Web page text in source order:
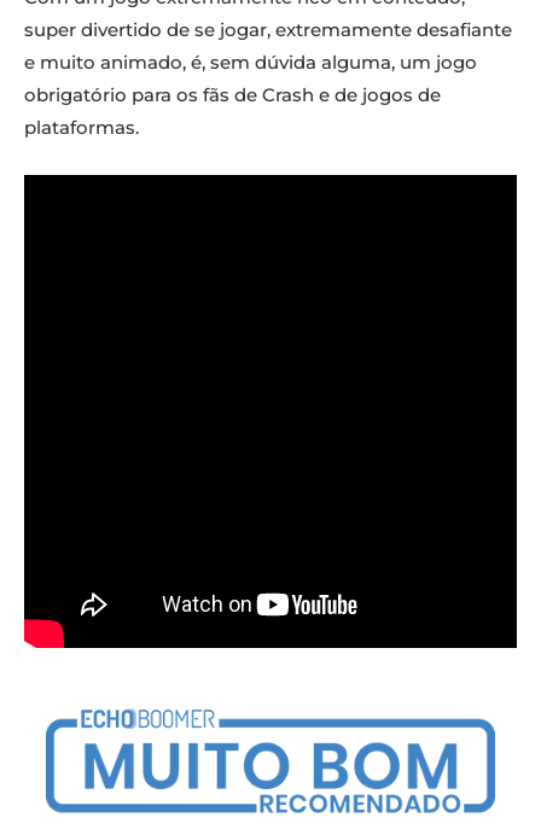
super divertido de se jogar, extremamente desafiante
e muito animado, é, sem dúvida alguma, um jogo
obrigatório para os fãs de Crash e de jogos de
plataformas.